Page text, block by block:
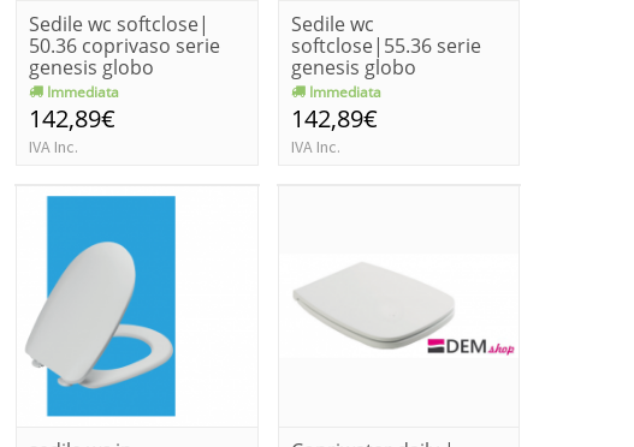
Sedile wc softclose|
50.36 coprivaso serie
genesis globo
Immediata
142,89€
IVA Inc.
Sedile wc
softclose|55.36 serie
genesis globo
Immediata
142,89€
IVA Inc.